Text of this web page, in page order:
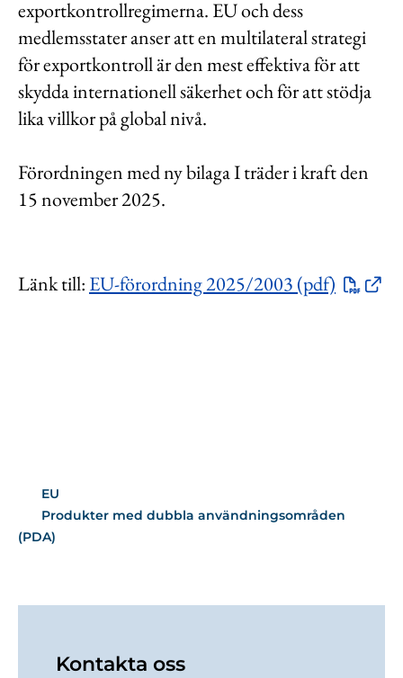
exportkontrollregimerna. EU och dess
medlemsstater anser att en multilateral strategi
för exportkontroll är den mest effektiva för att
skydda internationell säkerhet och för att stödja
lika villkor på global nivå.
Förordningen med ny bilaga I träder i kraft den
15 november 2025.
Länk till: EU-förordning 2025/2003 (pdf)
EU
Produkter med dubbla användningsområden
(PDA)
Kontakta oss